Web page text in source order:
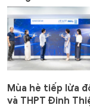
Mùa hè tiếp lửa
và THPT Đinh